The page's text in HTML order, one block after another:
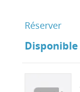
Réserver
Disponible